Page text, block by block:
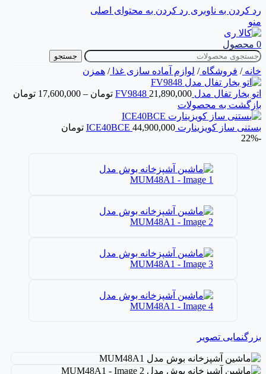
رد کردن به ناوبری رد کردن به محتوای اصلی
منو
0 محصول
جستجو
خانه/ فروشگاه/ لوازم آماده سازی غذا/ همزن
اتو بخار تفال مدل FV9848 21,890,000 تومان –
17,600,000 تومان
بازگشت به محصولات
بستنی ساز کویزینارت ICE40BCE 44,900,000
تومان
-22%
بزرگنمایی تصویر